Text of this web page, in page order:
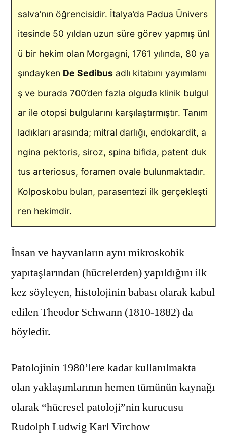
salva’nın öğrencisidir. İtalya’da Padua Ünivers
itesinde 50 yıldan uzun süre görev yapmış ünl
ü bir hekim olan Morgagni, 1761 yılında, 80 ya
şındayken De Sedibus adlı kitabını yayımlamı
ş ve burada 700’den fazla olguda klinik bulgul
ar ile otopsi bulgularını karşılaştırmıştır. Tanım
ladıkları arasında; mitral darlığı, endokardit, a
ngina pektoris, siroz, spina bifida, patent duk
tus arteriosus, foramen ovale bulunmaktadır.
Kolposkobu bulan, parasentezi ilk gerçekleşti
ren hekimdir.
İnsan ve hayvanların aynı mikroskobik
yapıtaşlarından (hücrelerden) yapıldığını ilk
kez söyleyen, histolojinin babası olarak kabul
edilen Theodor Schwann (1810-1882) da
böyledir.
Patolojinin 1980’lere kadar kullanılmakta
olan yaklaşımlarının hemen tümünün kaynağı
olarak “hücresel patoloji”nin kurucusu
Rudolph Ludwig Karl Virchow